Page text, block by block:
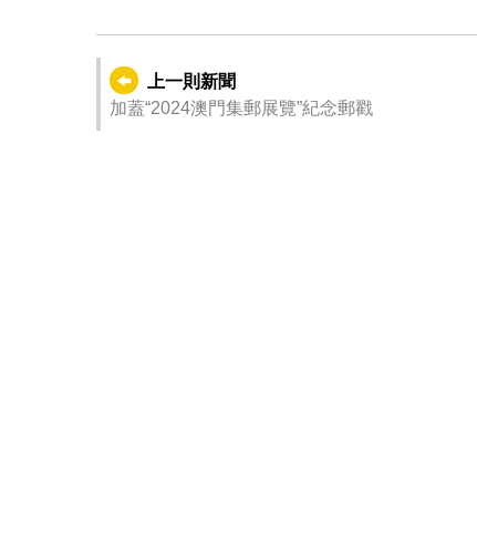
上一則新聞
加蓋“2024澳門集郵展覽”紀念郵戳